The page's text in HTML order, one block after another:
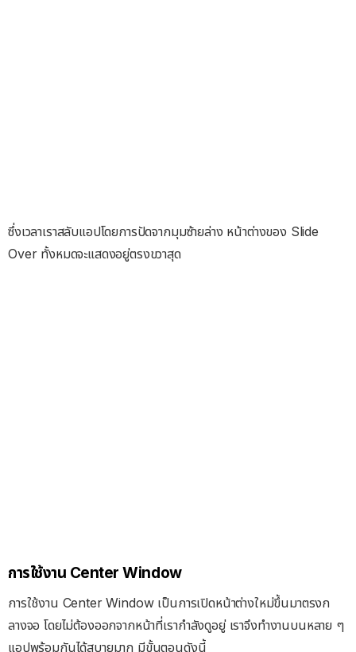
ซึ่งเวลาเราสลับแอปโดยการปัดจากมุมซ้ายล่าง หน้าต่างของ Slide
Over ทั้งหมดจะแสดงอยู่ตรงขวาสุด
การใช้งาน Center Window
การใช้งาน Center Window เป็นการเปิดหน้าต่างใหม่ขึ้นมาตรงก
ลางจอ โดยไม่ต้องออกจากหน้าที่เรากำลังดูอยู่ เราจึงทำงานบนหลาย ๆ
แอปพร้อมกันได้สบายมาก มีขั้นตอนดังนี้